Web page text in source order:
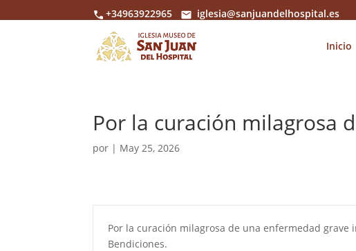
+34963922965 iglesia@sanjuandelhospital.es
Inicio
Por la curación milagrosa
por | May 25, 2026
Por la curación milagrosa de una enfermedad
Bendiciones.